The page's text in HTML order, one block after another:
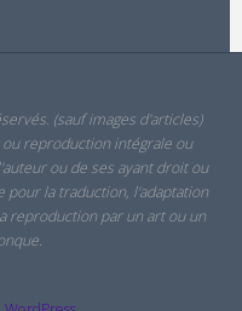
(sauf images d'articles)
reproduction intégrale ou
ou de ses ayant droit ou
pour la traduction, l'adaptation
reproduction par un art ou un